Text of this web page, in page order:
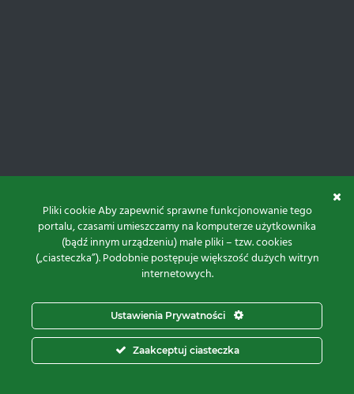
Projekt i realizacja:
© 2026 Proxima Electronics
Pliki cookie Aby zapewnić sprawne funkcjonowanie tego
portalu, czasami umieszczamy na komputerze użytkownika
(bądź innym urządzeniu) małe pliki – tzw. cookies
(„ciasteczka”). Podobnie postępuje większość dużych witryn
internetowych.
Zaakceptuj ciasteczka
Ustawienia Prywatności